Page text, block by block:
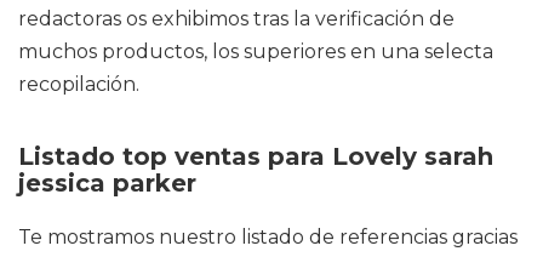
redactoras os exhibimos tras la verificación de
muchos productos, los superiores en una selecta
recopilación.
Listado top ventas para Lovely sarah
jessica parker
Te mostramos nuestro listado de referencias gracias